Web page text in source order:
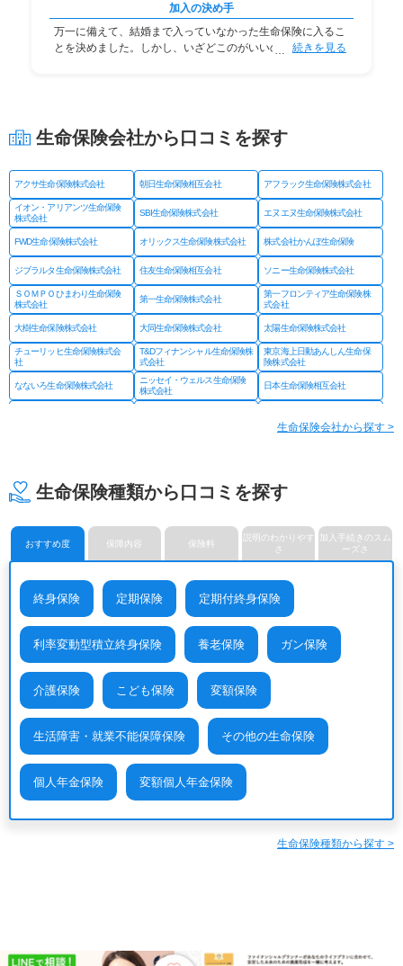
加入の決め手
万一に備えて、結婚まで入っていなかった生命保険に入るこ
とを決めました。しかし、いざどこのがいいのか分続きを見る
生命保険会社から口コミを探す
アクサ生命保険株式会社 朝日生命保険相互会社 アフラック生命保険株式会社
イオン・アリアンツ生命保険
株式会社
SBI生命保険株式会社 エヌエヌ生命保険株式会社
FWD生命保険株式会社 オリックス生命保険株式会社 株式会社かんぽ生命保険
ジブラルタ生命保険株式会社 住友生命保険相互会社 ソニー生命保険株式会社
ＳＯＭＰＯひまわり生命保険
株式会社
第一生命保険株式会社
第一フロンティア生命保険株
式会社
大樹生命保険株式会社 大同生命保険株式会社 太陽生命保険株式会社
チューリッヒ生命保険株式会
社
T&Dフィナンシャル生命保険株
式会社
東京海上日動あんしん生命保
険株式会社
なないろ生命保険株式会社
ニッセイ・ウェルス生命保険
株式会社
日本生命保険相互会社
みどり生命保険株式会社 明治安田生命保険相互会社
メットライフ生命保険株式会
メディケア生命保険株式会社 楽天生命保険株式会社
生命保険会社から探す >
生命保険種類から口コミを探す
おすすめ度 保障内容 保険料
説明のわかりやす
さ
加入手続きのスム
ーズさ
終身保険 定期保険 定期付終身保険
利率変動型積立終身保険 養老保険 ガン保険
介護保険 こども保険 変額保険
生活障害・就業不能保障保険 その他の生命保険
個人年金保険 変額個人年金保険
生命保険種類から探す >